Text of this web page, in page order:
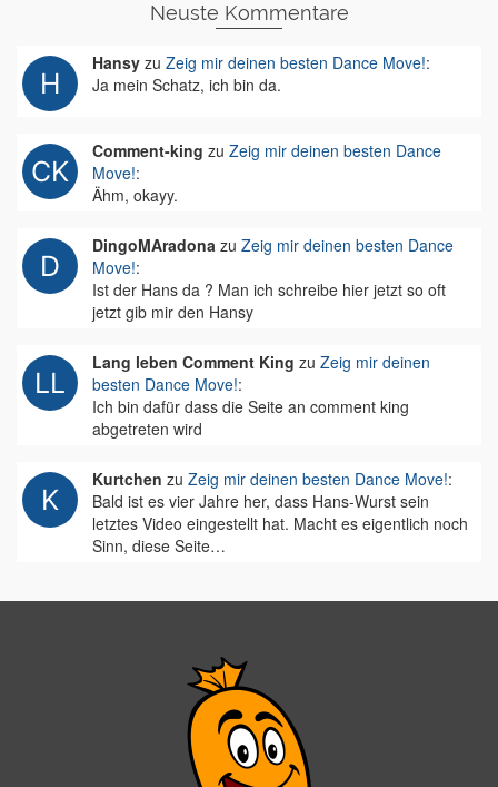
Neuste Kommentare
Hansy zu Zeig mir deinen besten Dance Move!:
Ja mein Schatz, ich bin da.
Comment-king zu Zeig mir deinen besten Dance
Move!:
Ähm, okayy.
DingoMAradona zu Zeig mir deinen besten Dance
Move!:
Ist der Hans da ? Man ich schreibe hier jetzt so oft
jetzt gib mir den Hansy
Lang leben Comment King zu Zeig mir deinen
besten Dance Move!:
Ich bin dafür dass die Seite an comment king
abgetreten wird
Kurtchen zu Zeig mir deinen besten Dance Move!:
Bald ist es vier Jahre her, dass Hans-Wurst sein
letztes Video eingestellt hat. Macht es eigentlich noch
Sinn, diese Seite…